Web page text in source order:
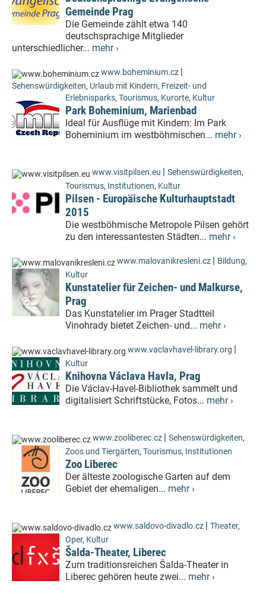
Gemeinde Prag
Die Gemeinde zählt etwa 140
deutschsprachige Mitglieder
unterschiedlicher... mehr ›
www.boheminium.cz |
Sehenswürdigkeiten, Urlaub mit Kindern, Freizeit- und
Erlebnisparks, Tourismus, Kurorte, Kultur
Park Boheminium, Marienbad
Ideal für Ausflüge mit Kindern: Im Park
Boheminium im westböhmischen... mehr ›
www.visitpilsen.eu | Sehenswürdigkeiten,
Tourismus, Institutionen, Kultur
Pilsen - Europäische Kulturhauptstadt
2015
Die westböhmische Metropole Pilsen gehört
zu den interessantesten Städten... mehr ›
www.malovanikresleni.cz | Bildung,
Kultur
Kunstatelier für Zeichen- und Malkurse,
Prag
Das Kunstatelier im Prager Stadtteil
Vinohrady bietet Zeichen- und... mehr ›
www.vaclavhavel-library.org |
Kultur
Knihovna Václava Havla, Prag
Die Václav-Havel-Bibliothek sammelt und
digitalisiert Schriftstücke, Fotos... mehr ›
www.zooliberec.cz | Sehenswürdigkeiten,
Zoos und Tiergärten, Tourismus, Institutionen
Zoo Liberec
Der älteste zoologische Garten auf dem
Gebiet der ehemaligen... mehr ›
www.saldovo-divadlo.cz | Theater,
Oper, Kultur
Šalda-Theater, Liberec
Zum traditionsreichen Šalda-Theater in
Liberec gehören heute zwei... mehr ›